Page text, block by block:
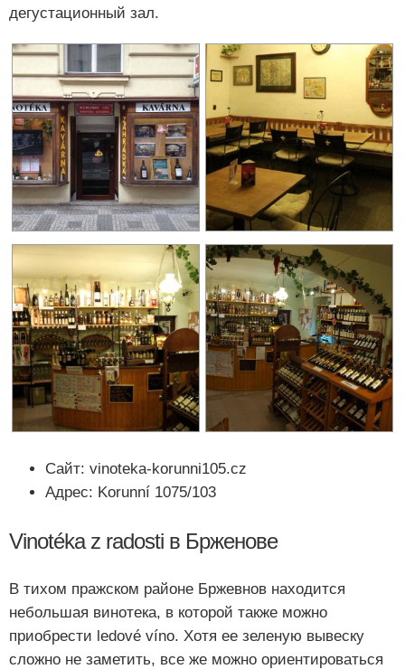
дегустационный зал.
Сайт: vinoteka-korunni105.cz
Адрес: Korunní 1075/103
Vinotéka z radosti в Брженове
В тихом пражском районе Бржевнов находится
небольшая винотека, в которой также можно
приобрести ledové víno. Хотя ее зеленую вывеску
сложно не заметить, все же можно ориентироваться